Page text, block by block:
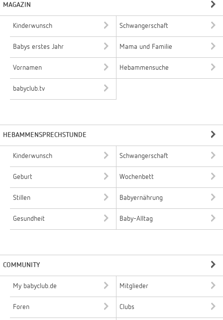
MAGAZIN
Kinderwunsch Schwangerschaft
Babys erstes Jahr Mama und Familie
Vornamen Hebammensuche
babyclub.tv
HEBAMMENSPRECHSTUNDE
Kinderwunsch Schwangerschaft
Geburt Wochenbett
Stillen Babyernährung
Gesundheit Baby-Alltag
COMMUNITY
My babyclub.de Mitglieder
Foren Clubs